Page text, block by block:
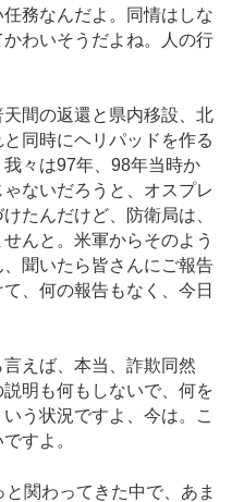
務なんだよ。同情はしな
わいそうだよね。人の行
間の返還と県内移設、北
同時にヘリパッドを作る
々は97年、98年当時か
ないだろうと、オスプレ
たんだけど、防衛局は、
んと。米軍からそのよう
聞いたら皆さんにご報告
、何の報告もなく、今日
えば、本当、詐欺同然
明も何もしないで、何を
う状況ですよ、今は。こ
すよ。
関わってきた中で、あま